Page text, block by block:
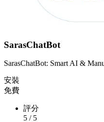
SarasChatBot
SarasChatBot: Smart AI &
安裝
免費
評分
5 / 5